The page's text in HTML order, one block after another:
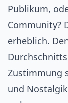
Publikum,
Community?
erheblich.
Zustimmung
und